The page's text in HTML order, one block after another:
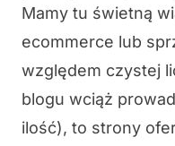
Mamy tu świetną
ecommerce lub
względem czystej
blogu wciąż
ilość), to strony